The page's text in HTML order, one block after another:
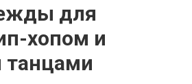
для
хопом и